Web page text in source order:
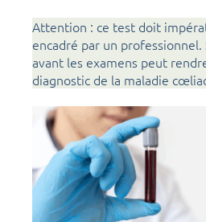
Attention : ce test doit
encadré par un
avant les examens peut
diagnostic de la maladie